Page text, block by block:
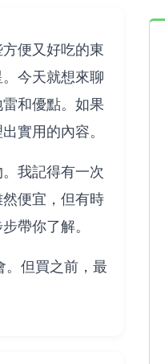
便又好吃的東
今天就想來聊
和優點。如果
實用的內容。
我記得有一次
便宜，但有時
帶你了解。
。但買之前，最